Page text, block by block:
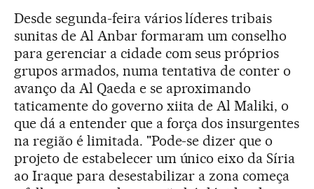
Desde segunda-feira vários líderes tribais
sunitas de Al Anbar formaram um conselho
para gerenciar a cidade com seus próprios
grupos armados, numa tentativa de conter o
avanço da Al Qaeda e se aproximando
taticamente do governo xiita de Al Maliki, o
que dá a entender que a força dos insurgentes
na região é limitada. "Pode-se dizer que o
projeto de estabelecer um único eixo da Síria
ao Iraque para desestabilizar a zona começa